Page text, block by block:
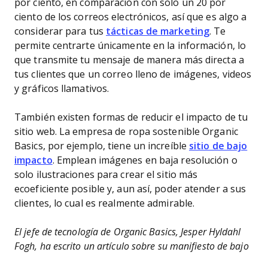
por ciento, en comparación con solo un 20 por
ciento de los correos electrónicos, así que es algo a
considerar para tus tácticas de marketing. Te
permite centrarte únicamente en la información, lo
que transmite tu mensaje de manera más directa a
tus clientes que un correo lleno de imágenes, videos
y gráficos llamativos.
También existen formas de reducir el impacto de tu
sitio web. La empresa de ropa sostenible Organic
Basics, por ejemplo, tiene un increíble sitio de bajo
impacto. Emplean imágenes en baja resolución o
solo ilustraciones para crear el sitio más
ecoeficiente posible y, aun así, poder atender a sus
clientes, lo cual es realmente admirable.
El jefe de tecnología de Organic Basics, Jesper Hyldahl
Fogh, ha escrito un artículo sobre su manifiesto de bajo